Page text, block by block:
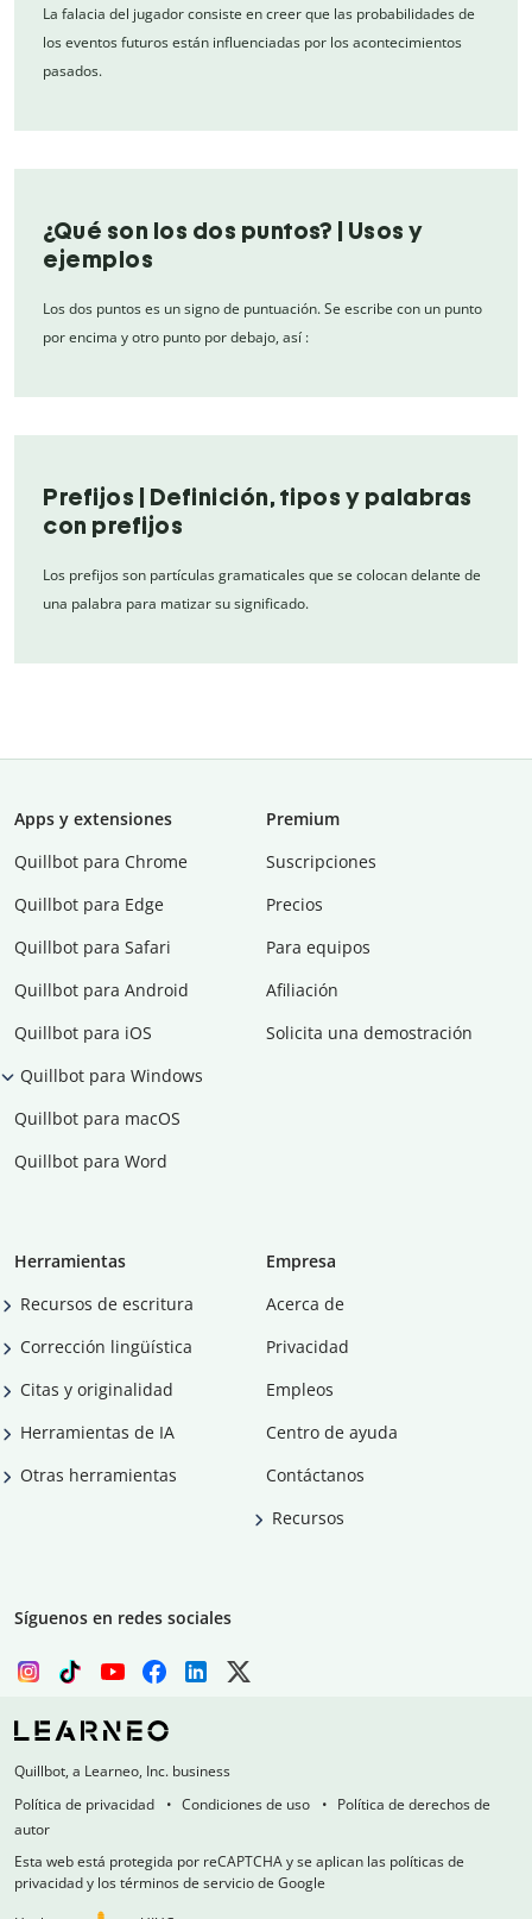
La falacia del jugador consiste en creer que las probabilidades de
los eventos futuros están influenciadas por los acontecimientos
pasados.
¿Qué son los dos puntos? | Usos y
ejemplos
Los dos puntos es un signo de puntuación. Se escribe con un punto
por encima y otro punto por debajo, así :
Prefijos | Definición, tipos y palabras
con prefijos
Los prefijos son partículas gramaticales que se colocan delante de
una palabra para matizar su significado.
Apps y extensiones
Quillbot para Chrome
Quillbot para Edge
Quillbot para Safari
Quillbot para Android
Quillbot para iOS
Quillbot para Windows
Quillbot para macOS
Quillbot para Word
Premium
Suscripciones
Precios
Para equipos
Afiliación
Solicita una demostración
Herramientas
Recursos de escritura
Corrección lingüística
Citas y originalidad
Herramientas de IA
Otras herramientas
Empresa
Acerca de
Privacidad
Empleos
Centro de ayuda
Contáctanos
Recursos
Síguenos en redes sociales
Quillbot, a Learneo, Inc. business
Política de privacidad
Condiciones de uso
Política de derechos de
autor
Esta web está protegida por reCAPTCHA y se aplican las políticas de
privacidad y los términos de servicio de Google